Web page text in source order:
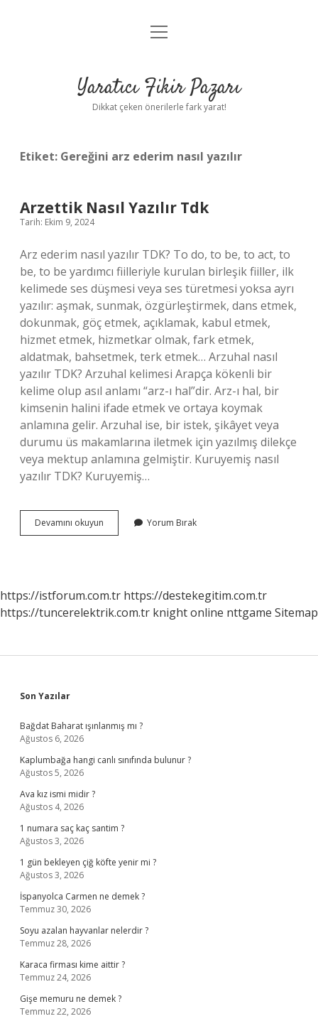
Anasayfa
Yasal Uyarı
menüyü
Yaratıcı Fikir Pazarı
Dikkat çeken önerilerle fark yarat!
Etiket: Gereğini arz ederim nasıl yazılır
Arzettik Nasıl Yazılır Tdk
Tarih: Ekim 9, 2024
Arz ederim nasıl yazılır TDK? To do, to be, to act, to
be, to be yardımcı fiilleriyle kurulan birleşik fiiller, ilk
kelimede ses düşmesi veya ses türetmesi yoksa ayrı
yazılır: aşmak, sunmak, özgürleştirmek, dans etmek,
dokunmak, göç etmek, açıklamak, kabul etmek,
hizmet etmek, hizmetkar olmak, fark etmek,
aldatmak, bahsetmek, terk etmek… Arzuhal nasıl
yazılır TDK? Arzuhal kelimesi Arapça kökenli bir
kelime olup asıl anlamı “arz-ı hal”dir. Arz-ı hal, bir
kimsenin halini ifade etmek ve ortaya koymak
anlamına gelir. Arzuhal ise, bir istek, şikâyet veya
durumu üs makamlarına iletmek için yazılmış dilekçe
veya mektup anlamına gelmiştir. Kuruyemiş nasıl
yazılır TDK? Kuruyemiş…
Devamını okuyun
Nasıl
Yorum Bırak
https://istforum.com.tr https://destekegitim.com.tr
https://tuncerelektrik.com.tr knight online nttgame Sitemap
Sidebar
Son Yazılar
Bağdat Baharat ışınlanmış mı ?
Ağustos 6, 2026
Kaplumbağa hangi canlı sınıfında bulunur ?
Ağustos 5, 2026
Ava kız ismi midir ?
Ağustos 4, 2026
1 numara saç kaç santim ?
Ağustos 3, 2026
1 gün bekleyen çiğ köfte yenir mi ?
Ağustos 3, 2026
İspanyolca Carmen ne demek ?
Temmuz 30, 2026
Soyu azalan hayvanlar nelerdir ?
Temmuz 28, 2026
Karaca firması kime aittir ?
Temmuz 24, 2026
Gişe memuru ne demek ?
Temmuz 22, 2026